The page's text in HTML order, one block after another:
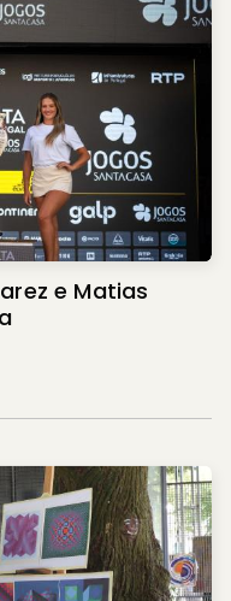
e Matias